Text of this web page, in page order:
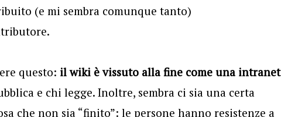
(e mi sembra comunque tanto)
questo: il wiki è vissuto alla fine come una intranet
e chi legge. Inoltre, sembra ci sia una certa
che non sia “finito”: le persone hanno resistenze a